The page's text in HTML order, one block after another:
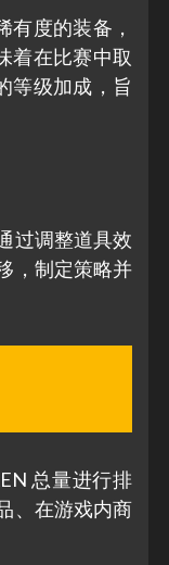
有度的装备，
着在比赛中取
等级加成，旨
过调整道具效
，制定策略并
总量进行排
、在游戏内商